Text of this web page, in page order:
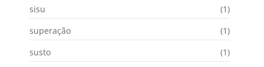
sisu
(1)
superação
(1)
susto
(1)